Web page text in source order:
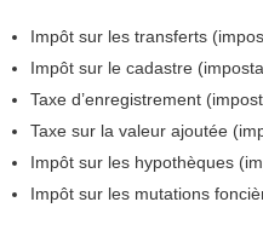
Impôt sur les transferts
Impôt sur le cadastre
Taxe d’enregistrement
Taxe sur la valeur ajoutée
Impôt sur les hypothèques
Impôt sur les mutations